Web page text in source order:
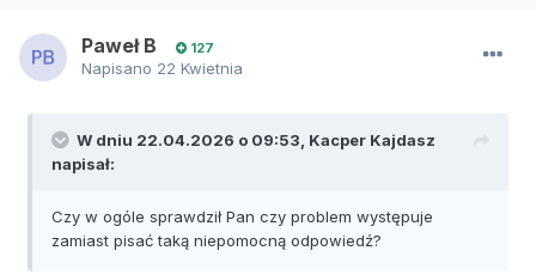
Paweł B 127
Napisano 22 Kwietnia
W dniu 22.04.2026 o 09:53, Kacper Kajdasz
napisał:
Czy w ogóle sprawdził Pan czy problem występuje
zamiast pisać taką niepomocną odpowiedź?